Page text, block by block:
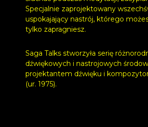
Specjalnie zaprojektowany
uspokajający nastrój, którego
tylko zapragniesz.
Saga Talks stworzyła serię
dźwiękowych i nastrojowych
projektantem dźwięku i
(ur. 1975).